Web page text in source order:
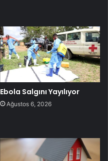
Ebola Salgını Yayılıyor
Ağustos 6, 2026